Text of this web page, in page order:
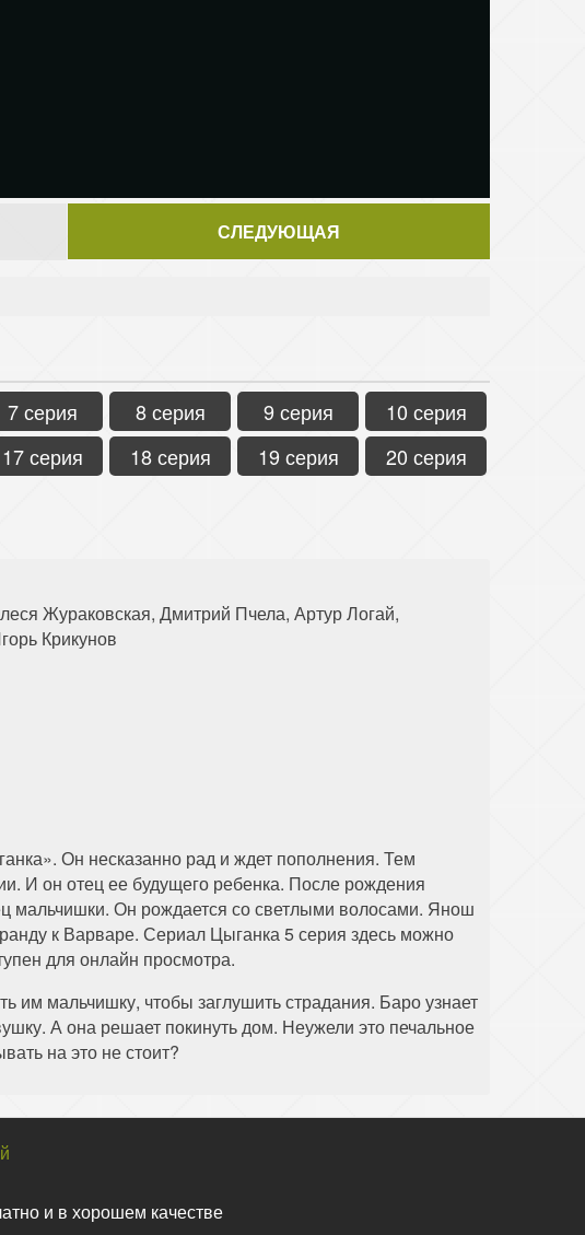
СЛЕДУЮЩАЯ
7 серия 8 серия 9 серия
10 серия
17 серия 18 серия 19 серия
20 серия
Жураковская, Дмитрий Пчела, Артур Логай,
Крикунов
Он несказанно рад и ждет пополнения. Тем
И он отец ее будущего ребенка. После рождения
мальчишки. Он рождается со светлыми волосами. Янош
к Варваре. Сериал Цыганка 5 серия здесь можно
для онлайн просмотра.
им мальчишку, чтобы заглушить страдания. Баро узнает
А она решает покинуть дом. Неужели это печальное
на это не стоит?
и в хорошем качестве